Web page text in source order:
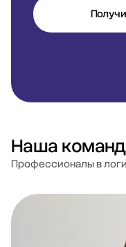
Наша
Профессионалы в